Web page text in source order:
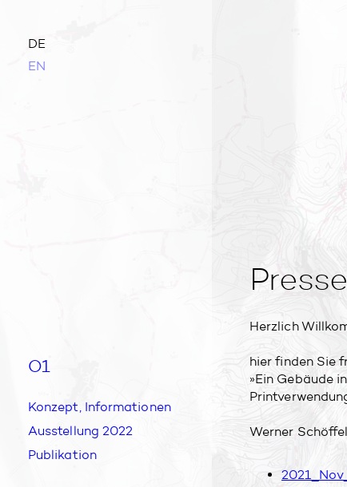
DE
EN
Navigation
überspringen
O1
Konzept, Informationen
Aus­stellung 2022
Publikation
Herzlich
hier finden Sie
»Ein Gebäude
Werner Schöffel